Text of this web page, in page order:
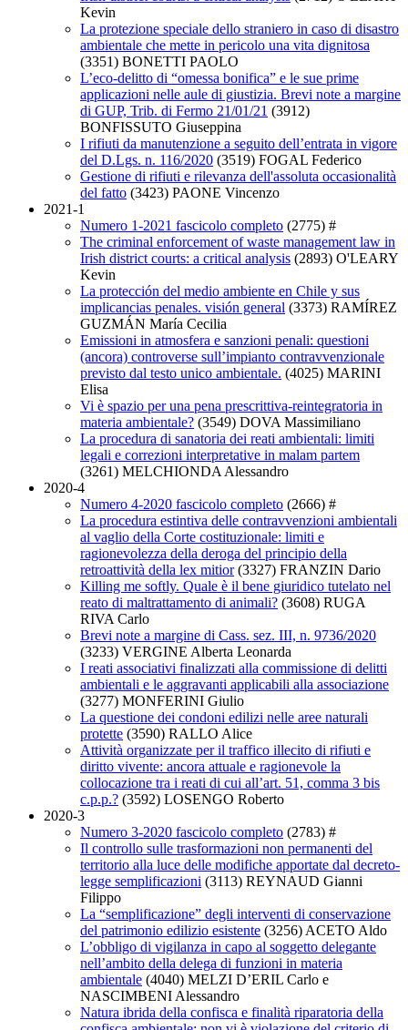
Kevin
La protezione speciale dello straniero in caso di disastro
ambientale che mette in pericolo una vita dignitosa
(3351) BONETTI PAOLO
L’eco-delitto di “omessa bonifica” e le sue prime
applicazioni nelle aule di giustizia. Brevi note a margine
di GUP, Trib. di Fermo 21/01/21 (3912)
BONFISSUTO Giuseppina
I rifiuti da manutenzione a seguito dell’entrata in vigore
del D.Lgs. n. 116/2020 (3519) FOGAL Federico
Gestione di rifiuti e rilevanza dell'assoluta occasionalità
del fatto (3423) PAONE Vincenzo
2021-1
Numero 1-2021 fascicolo completo (2775) #
The criminal enforcement of waste management law in
Irish district courts: a critical analysis (2893) O'LEARY
Kevin
La protección del medio ambiente en Chile y sus
implicancias penales. visión general (3373) RAMÍREZ
GUZMÁN María Cecilia
Emissioni in atmosfera e sanzioni penali: questioni
(ancora) controverse sull’impianto contravvenzionale
previsto dal testo unico ambientale. (4025) MARINI
Elisa
Vi è spazio per una pena prescrittiva-reintegratoria in
materia ambientale? (3549) DOVA Massimiliano
La procedura di sanatoria dei reati ambientali: limiti
legali e correzioni interpretative in malam partem
(3261) MELCHIONDA Alessandro
2020-4
Numero 4-2020 fascicolo completo (2666) #
La procedura estintiva delle contravvenzioni ambientali
al vaglio della Corte costituzionale: limiti e
ragionevolezza della deroga del principio della
retroattività della lex mitior (3327) FRANZIN Dario
Killing me softly. Quale è il bene giuridico tutelato nel
reato di maltrattamento di animali? (3608) RUGA
RIVA Carlo
Brevi note a margine di Cass. sez. III, n. 9736/2020
(3233) VERGINE Alberta Leonarda
I reati associativi finalizzati alla commissione di delitti
ambientali e le aggravanti applicabili alla associazione
(3277) MONFERINI Giulio
La questione dei condoni edilizi nelle aree naturali
protette (3590) RALLO Alice
Attività organizzate per il traffico illecito di rifiuti e
diritto vivente: ancora attuale e ragionevole la
collocazione tra i reati di cui all’art. 51, comma 3 bis
c.p.p.? (3592) LOSENGO Roberto
2020-3
Numero 3-2020 fascicolo completo (2783) #
Il controllo sulle trasformazioni non permanenti del
territorio alla luce delle modifiche apportate dal decreto-
legge semplificazioni (3113) REYNAUD Gianni
Filippo
La “semplificazione” degli interventi di conservazione
del patrimonio edilizio esistente (3256) ACETO Aldo
L’obbligo di vigilanza in capo al soggetto delegante
nell’ambito della delega di funzioni in materia
ambientale (4040) MELZI D’ERIL Carlo e
NASCIMBENI Alessandro
Natura ibrida della confisca e finalità riparatoria della